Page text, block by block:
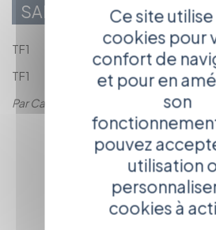
SAISON 9
TF1
TF1
Par Calou Calou
RETOUR À
PAGE
Ce site
cookies pour
confort de
et pour en
son
pouvez
utilisation
cookies à